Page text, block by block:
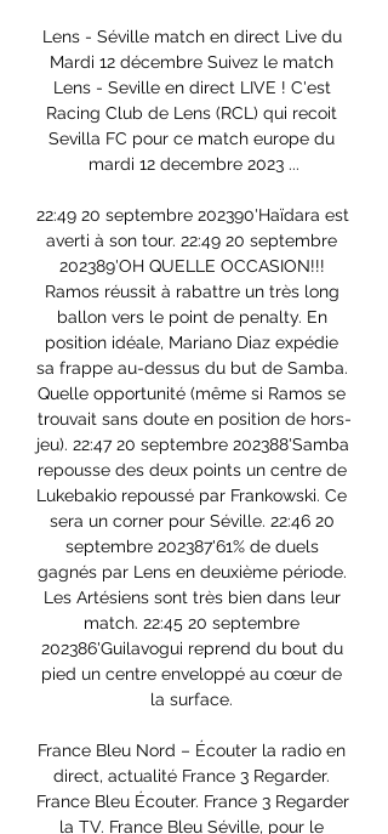
Lens - Séville match en direct Live du
Mardi 12 décembre Suivez le match
Lens - Seville en direct LIVE ! C'est
Racing Club de Lens (RCL) qui recoit
Sevilla FC pour ce match europe du
mardi 12 decembre 2023 ...
22:49 20 septembre 202390'Haïdara est
averti à son tour. 22:49 20 septembre
202389'OH QUELLE OCCASION!!!
Ramos réussit à rabattre un très long
ballon vers le point de penalty. En
position idéale, Mariano Diaz expédie
sa frappe au-dessus du but de Samba.
Quelle opportunité (même si Ramos se
trouvait sans doute en position de hors-
jeu). 22:47 20 septembre 202388'Samba
repousse des deux points un centre de
Lukebakio repoussé par Frankowski. Ce
sera un corner pour Séville. 22:46 20
septembre 202387'61% de duels
gagnés par Lens en deuxième période.
Les Artésiens sont très bien dans leur
match. 22:45 20 septembre
202386'Guilavogui reprend du bout du
pied un centre enveloppé au cœur de
la surface.
France Bleu Nord – Écouter la radio en
direct, actualité France 3 Regarder.
France Bleu Écouter. France 3 Regarder
la TV. France Bleu Séville, pour le